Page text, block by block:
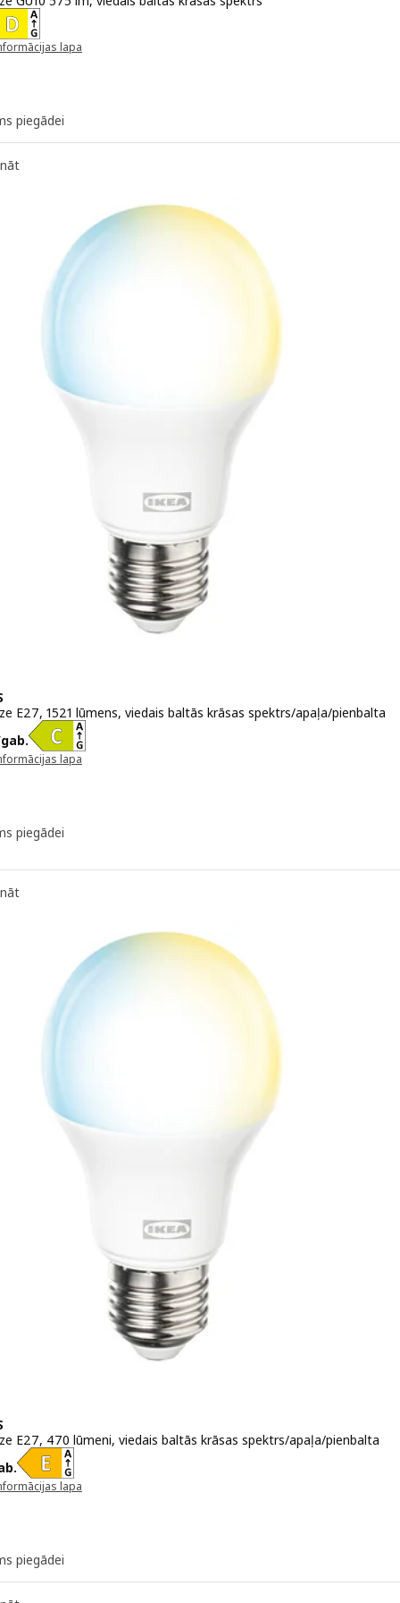
lapa
piegādei
E27, 1521 lūmens, viedais baltās krāsas spektrs/apaļa/pienbalta
gab.
lapa
piegādei
E27, 470 lūmeni, viedais baltās krāsas spektrs/apaļa/pienbalta
gab.
lapa
piegādei